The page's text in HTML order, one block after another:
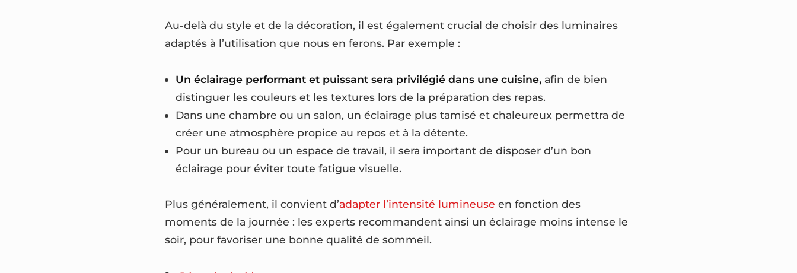
Au-delà du style et de la décoration, il est également crucial de choisir des luminaires
adaptés à l’utilisation que nous en ferons. Par exemple :
Un éclairage performant et puissant sera privilégié dans une cuisine,afin de bien
distinguer les couleurs et les textures lors de la préparation des repas.
Dans une chambre ou un salon, un éclairage plus tamisé et chaleureux permettra de
créer une atmosphère propice au repos et à la détente.
Pour un bureau ou un espace de travail, il sera important de disposer d’un bon
éclairage pour éviter toute fatigue visuelle.
Plus généralement, il convient d’adapter l’intensité lumineuse en fonction des
moments de la journée : les experts recommandent ainsi un éclairage moins intense le
soir, pour favoriser une bonne qualité de sommeil.